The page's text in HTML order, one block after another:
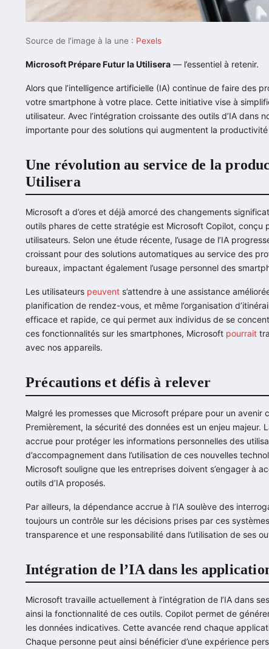
Source de l’image à la une : Pexels
Microsoft Prépare Futur Ia Utilisera — l’essentiel à retenir.
Alors que l’intelligence artificielle (IA) continue de faire des
votre smartphone à votre place. Cette initiative vise à
utilisateur. Avec l’intégration croissante des outils d’IA
importante pour des solutions qui augmentent la
Une révolution au service de la
Utilisera
Microsoft a d’ores et déjà amorcé des changements
outils phares de cette stratégie est Microsoft Copilot, conçu
utilisateurs. Selon une étude récente, l’usage de l’IA
croissant pour des solutions automatiques au service des
bureaux, impactant également l’usage personnel des
Les utilisateurs peuvent s’attendre à une assistance
planification de rendez-vous, et même l’organisation
efficace et rapide, ce qui permet aux individus de se
ces fonctionnalités sur les smartphones, Microsoft pourrait
avec nos appareils.
Précautions et défis à relever
Malgré les promesses que Microsoft prépare pour un avenir
Premièrement, la sécurité des données est un enjeu majeur.
accrue pour protéger les informations personnelles des
d’accompagnement dans l’utilisation de ces nouvelles
Microsoft souligne que les entreprises doivent s’engager à
outils d’IA proposés.
Par ailleurs, la dépendance accrue à l’IA soulève des
toujours un contrôle sur les décisions prises par ces
transparence et une responsabilité dans l’utilisation de ses
Intégration de l’IA dans les
Microsoft travaille actuellement à l’intégration de l’IA dans
ainsi la fonctionnalité de ces outils. Copilot permet de
les données indicatives. Cette avancée rend chaque
Chaque personne peut ainsi bénéficier d’une expérience